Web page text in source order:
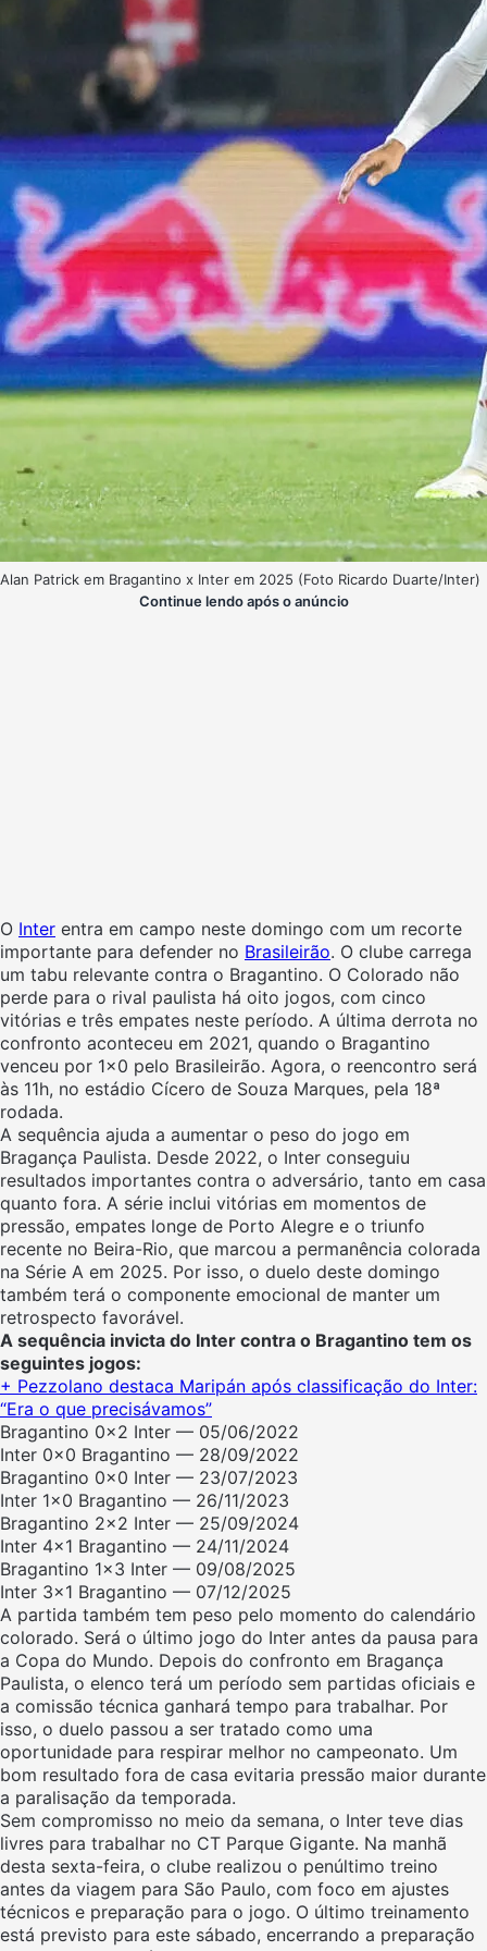
Alan Patrick em Bragantino x Inter em 2025 (Foto Ricardo Duarte/Inter)
Continue lendo após o anúncio
O Inter entra em campo neste domingo com um recorte
importante para defender no Brasileirão. O clube carrega
um tabu relevante contra o Bragantino. O Colorado não
perde para o rival paulista há oito jogos, com cinco
vitórias e três empates neste período. A última derrota no
confronto aconteceu em 2021, quando o Bragantino
venceu por 1×0 pelo Brasileirão. Agora, o reencontro será
às 11h, no estádio Cícero de Souza Marques, pela 18ª
rodada.
A sequência ajuda a aumentar o peso do jogo em
Bragança Paulista. Desde 2022, o Inter conseguiu
resultados importantes contra o adversário, tanto em casa
quanto fora. A série inclui vitórias em momentos de
pressão, empates longe de Porto Alegre e o triunfo
recente no Beira-Rio, que marcou a permanência colorada
na Série A em 2025. Por isso, o duelo deste domingo
também terá o componente emocional de manter um
retrospecto favorável.
A sequência invicta do Inter contra o Bragantino tem os
seguintes jogos:
+ Pezzolano destaca Maripán após classificação do Inter:
“Era o que precisávamos”
Bragantino 0x2 Inter — 05/06/2022
Inter 0x0 Bragantino — 28/09/2022
Bragantino 0x0 Inter — 23/07/2023
Inter 1×0 Bragantino — 26/11/2023
Bragantino 2×2 Inter — 25/09/2024
Inter 4×1 Bragantino — 24/11/2024
Bragantino 1×3 Inter — 09/08/2025
Inter 3×1 Bragantino — 07/12/2025
A partida também tem peso pelo momento do calendário
colorado. Será o último jogo do Inter antes da pausa para
a Copa do Mundo. Depois do confronto em Bragança
Paulista, o elenco terá um período sem partidas oficiais e
a comissão técnica ganhará tempo para trabalhar. Por
isso, o duelo passou a ser tratado como uma
oportunidade para respirar melhor no campeonato. Um
bom resultado fora de casa evitaria pressão maior durante
a paralisação da temporada.
Sem compromisso no meio da semana, o Inter teve dias
livres para trabalhar no CT Parque Gigante. Na manhã
desta sexta-feira, o clube realizou o penúltimo treino
antes da viagem para São Paulo, com foco em ajustes
técnicos e preparação para o jogo. O último treinamento
está previsto para este sábado, encerrando a preparação